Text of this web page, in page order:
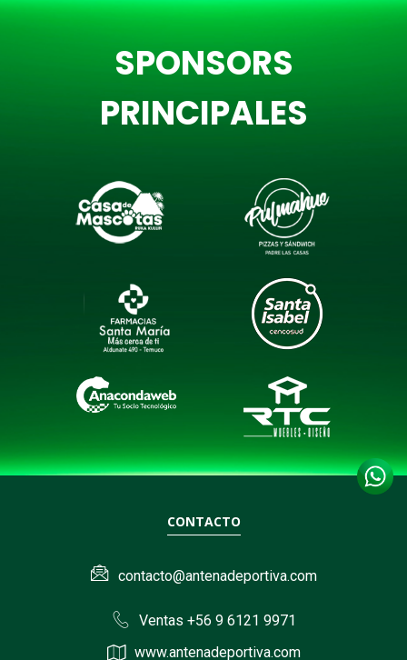
SPONSORS
PRINCIPALES
CONTACTO
contacto@antenadeportiva.com
Ventas +56 9 6121 9971
www.antenadeportiva.com